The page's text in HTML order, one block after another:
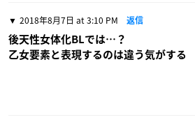
2018年8月7日 at 3:10 PM 返信
後天性女体化BLでは…？
乙女要素と表現するのは違う気がする